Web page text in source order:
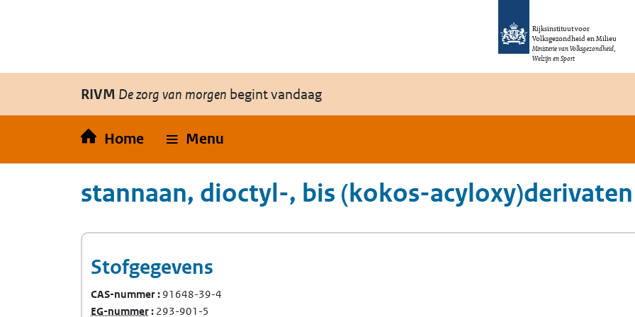
Rijksinstituut voor
Volksgezondheid en Milieu
Ministerie van Volksgezondheid,
Welzijn en Sport
RIVM De zorg van morgen begint vandaag
Home Menu
stannaan, dioctyl-, bis (kokos-acyloxy)derivaten
Stofgegevens
CAS-nummer 91648-39-4
EG-nummer(Europees Gemeenschap-nummer)
293-901-5